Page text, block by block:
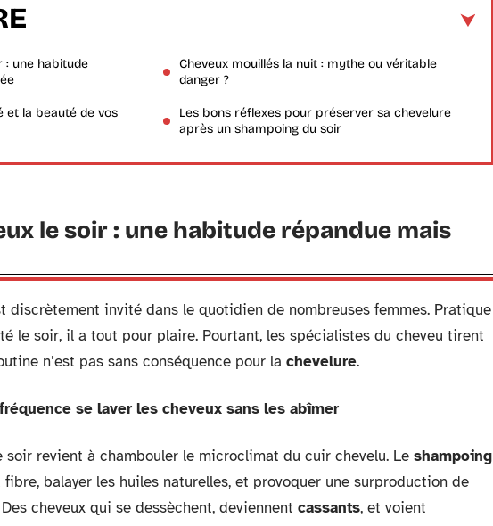
: une habitude
et la beauté de vos
Cheveux mouillés la nuit : mythe ou véritable
danger ?
Les bons réflexes pour préserver sa chevelure
après un shampoing du soir
le soir : une habitude répandue mais
discrètement invité dans le quotidien de nombreuses femmes. Pratique
le soir, il a tout pour plaire. Pourtant, les spécialistes du cheveu tirent
n’est pas sans conséquence pour la chevelure.
se laver les cheveux sans les abîmer
soir revient à chambouler le microclimat du cuir chevelu. Le shampoing
balayer les huiles naturelles, et provoquer une surproduction de
cheveux qui se dessèchent, deviennent cassants, et voient